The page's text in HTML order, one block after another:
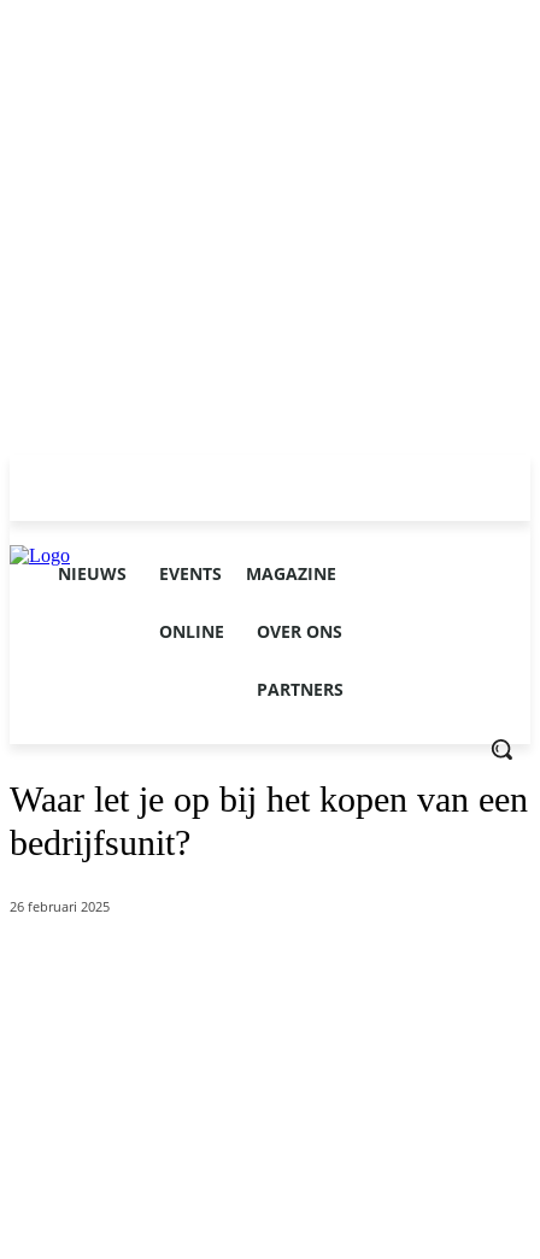
NIEUWS EVENTS MAGAZINE
ONLINE OVER ONS
PARTNERS
Waar let je op bij het kopen van een
bedrijfsunit?
26 februari 2025